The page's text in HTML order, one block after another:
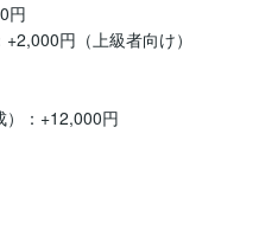
円
円（上級者向け）
）：+12,000円